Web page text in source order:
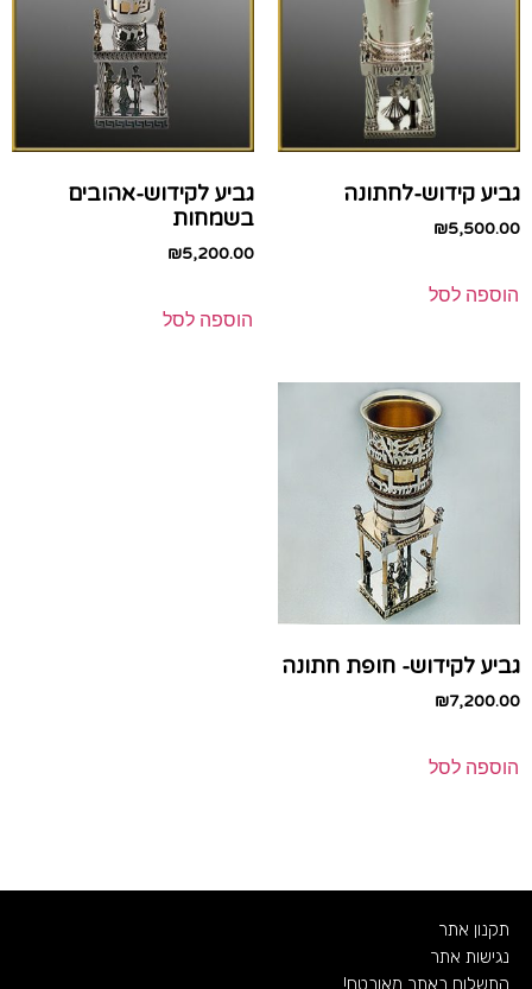
גביע קידוש-לחתונה
₪5,500.00
הוספה לסל
גביע לקידוש-אהובים
בשמחות
₪5,200.00
הוספה לסל
גביע לקידוש- חופת חתונה
₪7,200.00
הוספה לסל
תקנון אתר
נגישות אתר
התשלום באתר מאובטח!